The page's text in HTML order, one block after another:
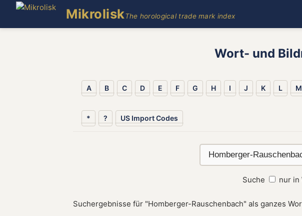
MikroliskThe horological trade mark index
Wort- und
A B C D E F G H I J K L M
* ? US Import Codes
Suche nur in
Suchergebnisse für "Homberger-Rauschenbach" als ganzes